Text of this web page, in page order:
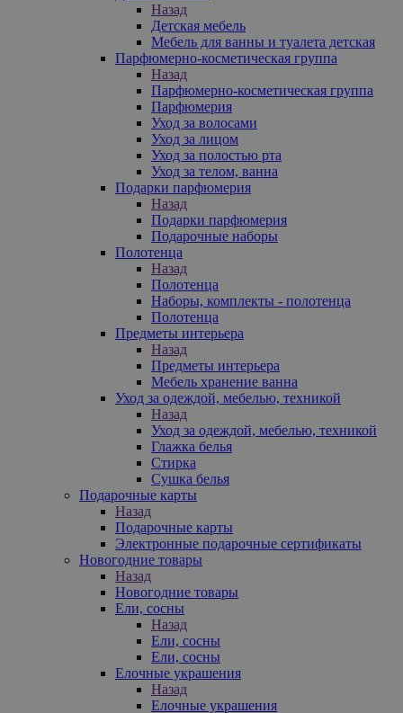
Назад
Детская мебель
Мебель для ванны и туалета детская
Парфюмерно-косметическая группа
Назад
Парфюмерно-косметическая группа
Парфюмерия
Уход за волосами
Уход за лицом
Уход за полостью рта
Уход за телом, ванна
Подарки парфюмерия
Назад
Подарки парфюмерия
Подарочные наборы
Полотенца
Назад
Полотенца
Наборы, комплекты - полотенца
Полотенца
Предметы интерьера
Назад
Предметы интерьера
Мебель хранение ванна
Уход за одеждой, мебелью, техникой
Назад
Уход за одеждой, мебелью, техникой
Глажка белья
Стирка
Сушка белья
Подарочные карты
Назад
Подарочные карты
Электронные подарочные сертификаты
Новогодние товары
Назад
Новогодние товары
Ели, сосны
Назад
Ели, сосны
Ели, сосны
Елочные украшения
Назад
Елочные украшения